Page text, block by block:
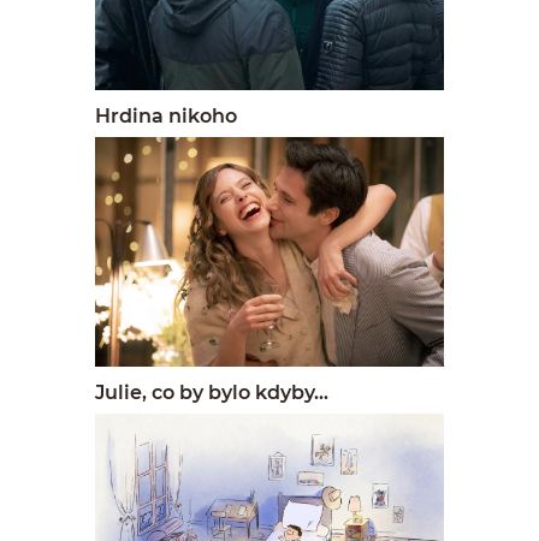
Hrdina nikoho
Julie, co by bylo kdyby...